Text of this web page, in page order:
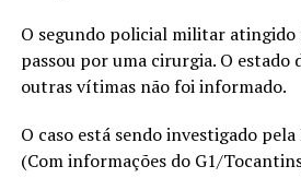
O segundo policial militar
passou por uma cirurgia. O estado
outras vítimas não foi informado.
O caso está sendo investigado
(Com informações do G1/